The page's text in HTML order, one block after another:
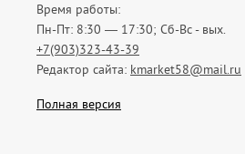
Время работы:
Пн-Пт: 8:30 — 17:30; Сб-Вс - вых.
+7(903)323-43-39
Редактор сайта: kmarket58@mail.ru
Полная версия